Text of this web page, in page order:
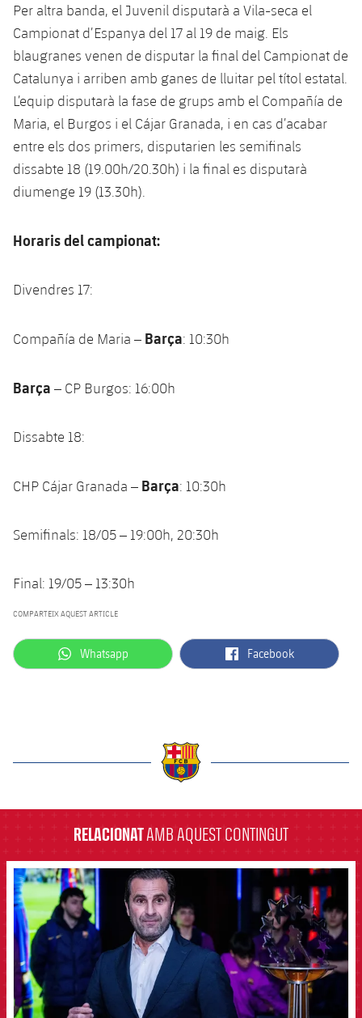
Per altra banda, el Juvenil disputarà a Vila-seca el
Campionat d’Espanya del 17 al 19 de maig. Els
blaugranes venen de disputar la final del Campionat de
Catalunya i arriben amb ganes de lluitar pel títol estatal.
L’equip disputarà la fase de grups amb el Compañía de
Maria, el Burgos i el Cájar Granada, i en cas d’acabar
entre els dos primers, disputarien les semifinals
dissabte 18 (19.00h/20.30h) i la final es disputarà
diumenge 19 (13.30h).
Horaris del campionat:
Divendres 17:
Compañía de Maria – Barça: 10:30h
Barça – CP Burgos: 16:00h
Dissabte 18:
CHP Cájar Granada – Barça: 10:30h
Semifinals: 18/05 – 19:00h, 20:30h
Final: 19/05 – 13:30h
COMPARTEIX AQUEST ARTICLE
label.aria.whatsapp
Whatsapp label.aria.facebook
Facebook
RELACIONATAMB AQUEST CONTINGUT
FCB Barcelona badge